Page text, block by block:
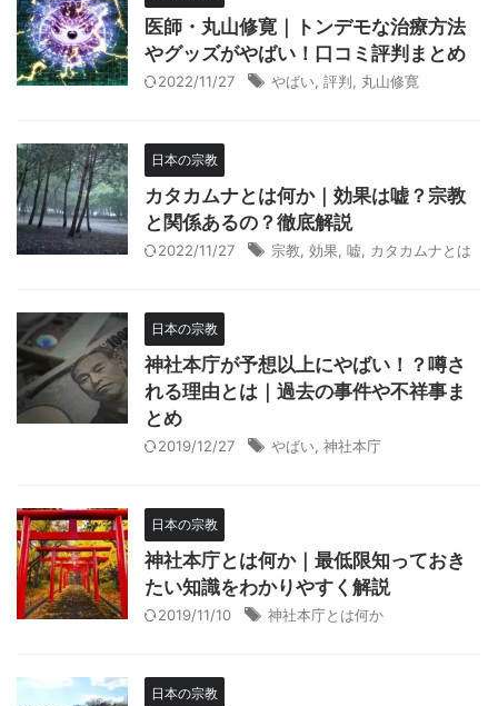
医師・丸山修寛｜トンデモな治療方法
やグッズがやばい！口コミ評判まとめ
2022/11/27 やばい 評判 丸山修寛
日本の宗教
カタカムナとは何か｜効果は嘘？宗教
と関係あるの？徹底解説
2022/11/27 宗教 効果 嘘 カタカムナとは
日本の宗教
神社本庁が予想以上にやばい！？噂さ
れる理由とは｜過去の事件や不祥事ま
とめ
2019/12/27 やばい 神社本庁
日本の宗教
神社本庁とは何か｜最低限知っておき
たい知識をわかりやすく解説
2019/11/10 神社本庁とは何か
日本の宗教